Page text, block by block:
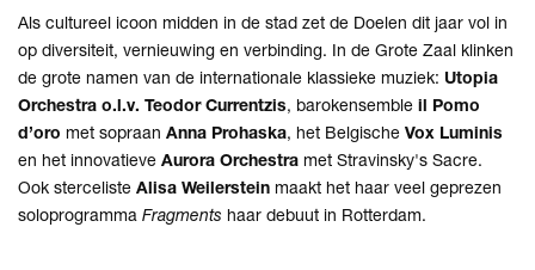
Als cultureel icoon midden in de stad zet de Doelen dit jaar vol in
op diversiteit, vernieuwing en verbinding. In de Grote Zaal klinken
de grote namen van de internationale klassieke muziek: Utopia
Orchestra o.l.v. Teodor Currentzis, barokensemble il Pomo
d’oro met sopraan Anna Prohaska, het Belgische Vox Luminis
en het innovatieve Aurora Orchestra met Stravinsky's Sacre.
Ook sterceliste Alisa Weilerstein maakt het haar veel geprezen
soloprogramma Fragments haar debuut in Rotterdam.